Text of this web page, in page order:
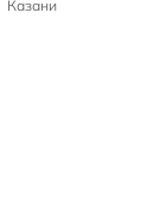
Казани